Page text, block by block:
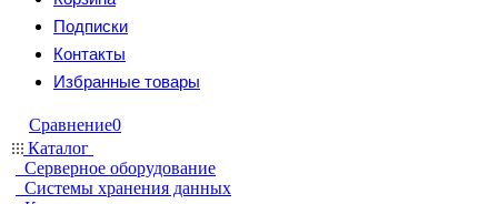
Подписки
Контакты
Избранные товары
Сравнение0
Каталог
Серверное оборудование
Системы хранения данных